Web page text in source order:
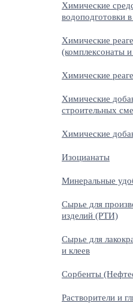
Химические
Химические
(комплексонаты
Химические
Химические
строительных
Химические
Изоцианаты
Минеральные
Сырье для
изделий (РТИ)
Сырье для
и клеев
Сорбенты
Растворители и